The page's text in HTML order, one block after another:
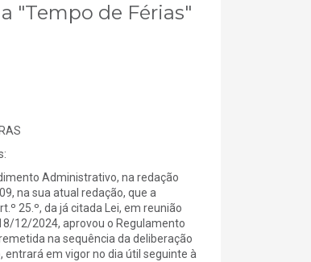
"Tempo de Férias"
Administrativo, na redação
na sua atual redação, que a
25.º, da já citada Lei, em reunião
12/2024, aprovou o Regulamento
na sequência da deliberação
em vigor no dia útil seguinte à